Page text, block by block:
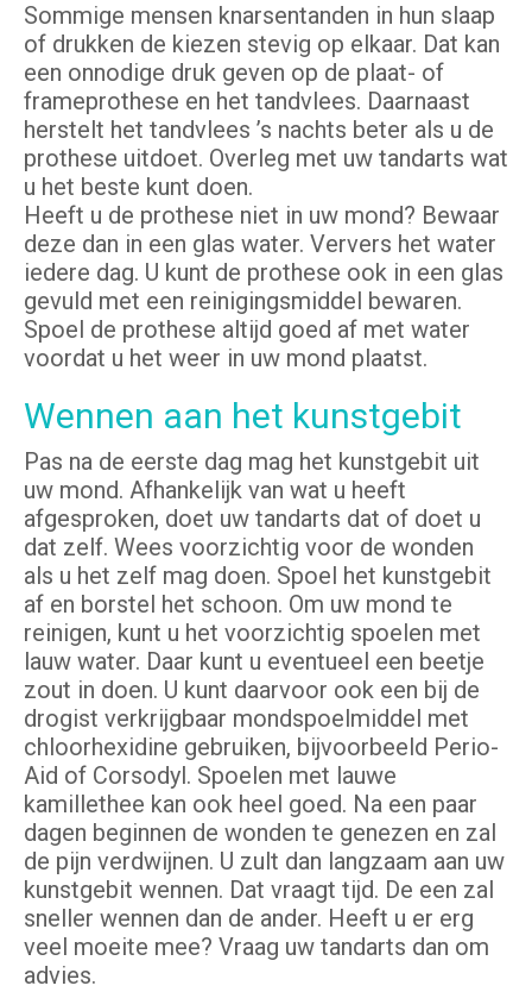
Sommige mensen knarsentanden in hun slaap
of drukken de kiezen stevig op elkaar. Dat kan
een onnodige druk geven op de plaat- of
frameprothese en het tandvlees. Daarnaast
herstelt het tandvlees ’s nachts beter als u de
prothese uitdoet. Overleg met uw tandarts wat
u het beste kunt doen.
Heeft u de prothese niet in uw mond? Bewaar
deze dan in een glas water. Ververs het water
iedere dag. U kunt de prothese ook in een glas
gevuld met een reinigingsmiddel bewaren.
Spoel de prothese altijd goed af met water
voordat u het weer in uw mond plaatst.
Wennen aan het kunstgebit
Pas na de eerste dag mag het kunstgebit uit
uw mond. Afhankelijk van wat u heeft
afgesproken, doet uw tandarts dat of doet u
dat zelf. Wees voorzichtig voor de wonden
als u het zelf mag doen. Spoel het kunstgebit
af en borstel het schoon. Om uw mond te
reinigen, kunt u het voorzichtig spoelen met
lauw water. Daar kunt u eventueel een beetje
zout in doen. U kunt daarvoor ook een bij de
drogist verkrijgbaar mondspoelmiddel met
chloorhexidine gebruiken, bijvoorbeeld Perio-
Aid of Corsodyl. Spoelen met lauwe
kamillethee kan ook heel goed. Na een paar
dagen beginnen de wonden te genezen en zal
de pijn verdwijnen. U zult dan langzaam aan uw
kunstgebit wennen. Dat vraagt tijd. De een zal
sneller wennen dan de ander. Heeft u er erg
veel moeite mee? Vraag uw tandarts dan om
advies.